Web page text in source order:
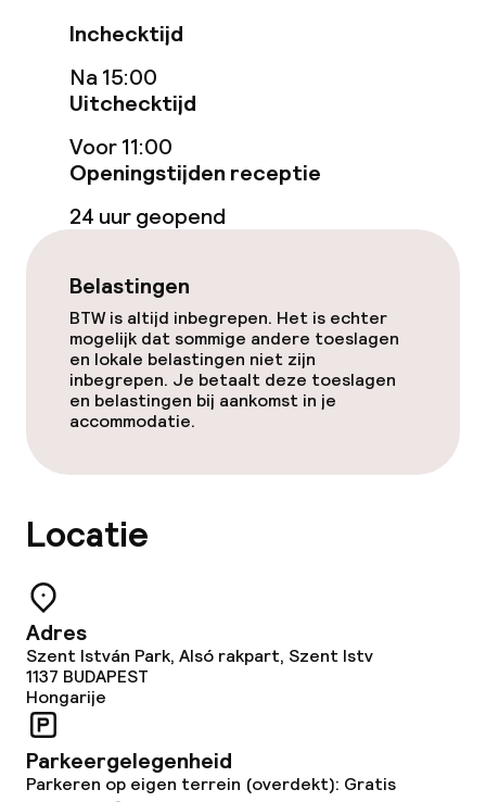
Schoonmaakvoorzieningen
Wasservice
Zakelijke faciliteiten
Conferentieruimte
Beleid
Overal rookvrij
Inchecktijd
Na 15:00
Uitchecktijd
Voor 11:00
Openingstijden receptie
24 uur geopend
Belastingen
BTW is altijd inbegrepen. Het is echter
mogelijk dat sommige andere toeslagen
en lokale belastingen niet zijn
inbegrepen. Je betaalt deze toeslagen
en belastingen bij aankomst in je
accommodatie.
Locatie
Adres
Szent István Park, Alsó rakpart, Szent Istv
1137 BUDAPEST
Hongarije
Parkeergelegenheid
Parkeren op eigen terrein (overdekt): Gratis